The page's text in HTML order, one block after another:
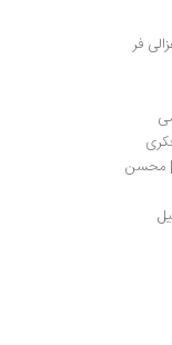
نگاهی به چمکه‌های پاشنه بلندت کودتا می‌کنند | محسن